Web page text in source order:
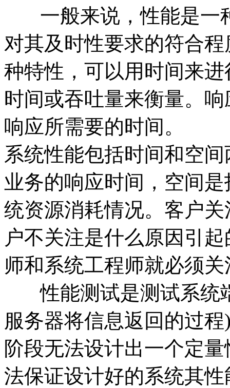
一般来说，性能是一
对其及时性要求的符合
种特性，可以用时间来
时间或吞吐量来衡量。
响应所需要的时间。
系统性能包括时间和空
业务的响应时间，空间
统资源消耗情况。客户
户不关注是什么原因引
师和系统工程师就必须
性能测试是测试系统
服务器将信息返回的过
阶段无法设计出一个定
法保证设计好的系统其